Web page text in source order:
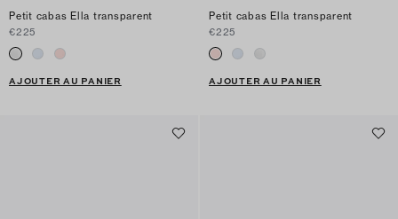
Petit cabas Ella transparent
€225
AJOUTER AU PANIER
Petit cabas Ella transparent
€225
AJOUTER AU PANIER